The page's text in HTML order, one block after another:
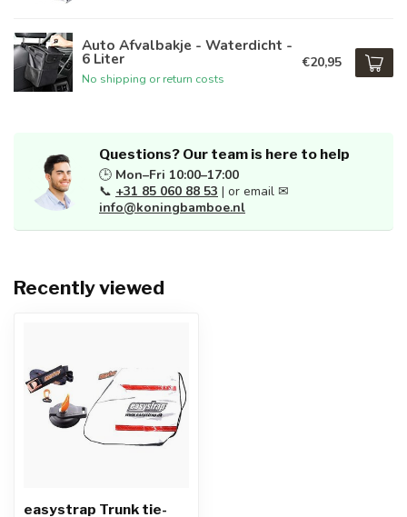
Auto Afvalbakje - Waterdicht -
6 Liter
No shipping or return costs
€20,95
Questions? Our team is here to help
🕒 Mon–Fri 10:00–17:00
📞 +31 85 060 88 53 | or email ✉
info@koningbamboe.nl
Recently viewed
easystrap Trunk tie-